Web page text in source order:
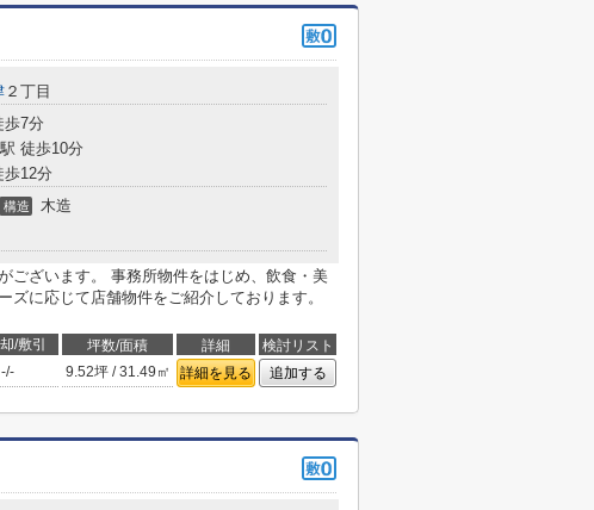
２丁目
歩7分
駅 徒歩10分
歩12分
構造 木造
ございます。 事務所物件をはじめ、飲食・美
ズに応じて店舗物件をご紹介しております。
/敷引 坪数/面積 詳細
検討リスト
-/- 9.52坪 / 31.49㎡ 詳細を見る 追加する